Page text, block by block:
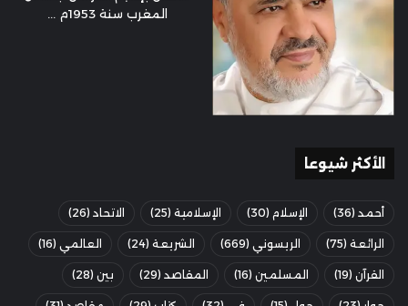
المغرب سنة 1953م ...
الأكثر شيوعا
أحمد (36) الإسلام (30) الإسلامية (25) الاتحاد (26)
الرائعة (75) الريسوني (669) الشريعة (24) العالمي (16)
القرآن (19) المسلمين (16) المقاصد (29) بين (28)